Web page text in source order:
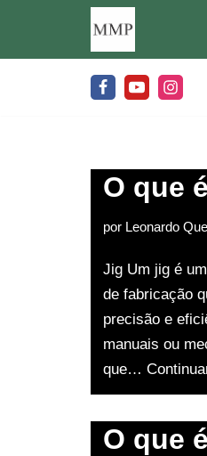
O que
por Leonardo
Jig Um jig é
de fabricação
precisão e
manuais ou
que…
O que